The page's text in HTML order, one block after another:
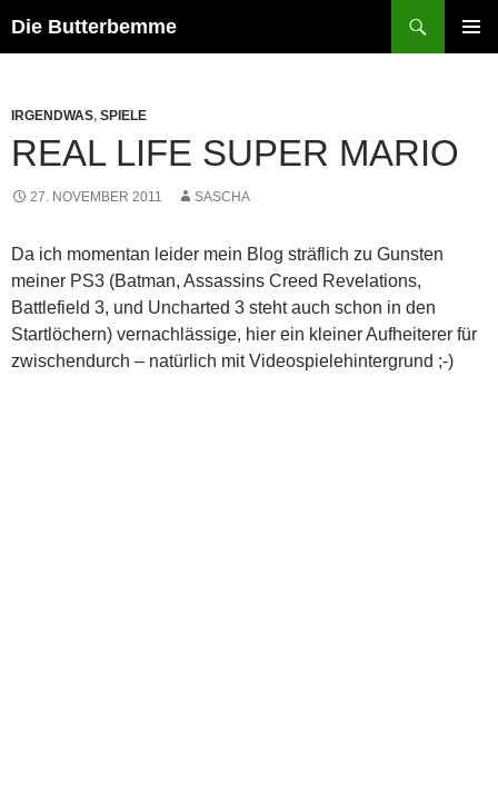
Inhalt
Die Butterbemme
IRGENDWAS, SPIELE
REAL LIFE SUPER MARIO
27. NOVEMBER 2011 SASCHA
Da ich momentan leider mein Blog sträflich zu Gunsten
meiner PS3 (Batman, Assassins Creed Revelations,
Battlefield 3, und Uncharted 3 steht auch schon in den
Startlöchern) vernachlässige, hier ein kleiner Aufheiterer für
zwischendurch – natürlich mit Videospielehintergrund ;-)